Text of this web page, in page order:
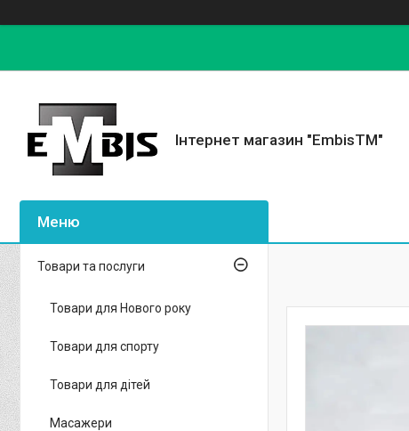
Інтернет магазин "EmbisTM"
Товари та послуги
Товари для Нового року
Товари для спорту
Товари для дітей
Масажери